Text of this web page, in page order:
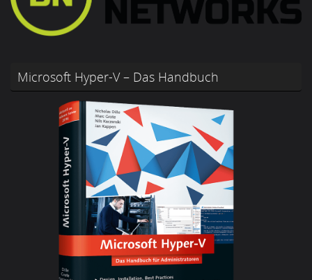
Microsoft Hyper-V – Das Handbuch